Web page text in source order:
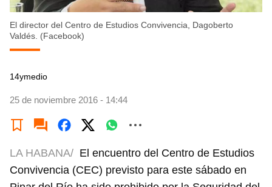
El director del Centro de Estudios Convivencia, Dagoberto
Valdés. (Facebook)
14ymedio
25 de noviembre 2016 - 14:44
LA HABANA/ El encuentro del Centro de Estudios
Convivencia (CEC) previsto para este sábado en